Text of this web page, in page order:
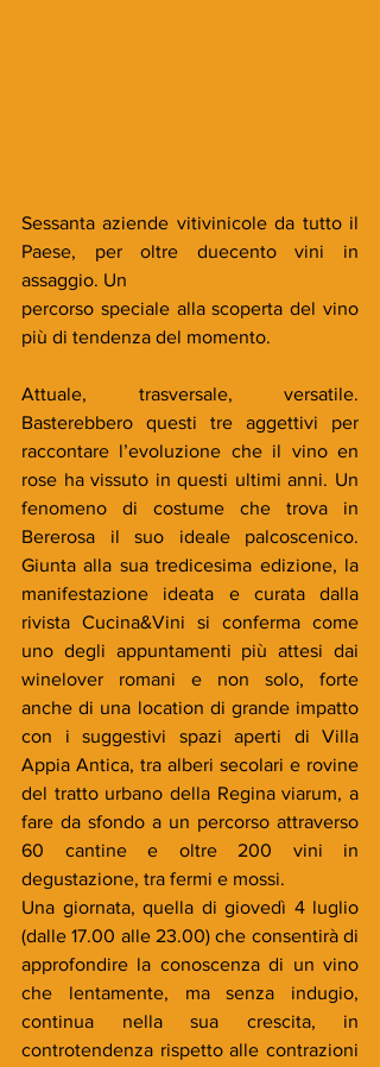
Sessanta aziende vitivinicole da tutto il
Paese, per oltre duecento vini in
assaggio. Un
percorso speciale alla scoperta del vino
più di tendenza del momento.
Attuale, trasversale, versatile.
Basterebbero questi tre aggettivi per
raccontare l’evoluzione che il vino en
rose ha vissuto in questi ultimi anni. Un
fenomeno di costume che trova in
Bererosa il suo ideale palcoscenico.
Giunta alla sua tredicesima edizione, la
manifestazione ideata e curata dalla
rivista Cucina&Vini si conferma come
uno degli appuntamenti più attesi dai
winelover romani e non solo, forte
anche di una location di grande impatto
con i suggestivi spazi aperti di Villa
Appia Antica, tra alberi secolari e rovine
del tratto urbano della Regina viarum, a
fare da sfondo a un percorso attraverso
60 cantine e oltre 200 vini in
degustazione, tra fermi e mossi.
Una giornata, quella di giovedì 4 luglio
(dalle 17.00 alle 23.00) che consentirà di
approfondire la conoscenza di un vino
che lentamente, ma senza indugio,
continua nella sua crescita, in
controtendenza rispetto alle contrazioni